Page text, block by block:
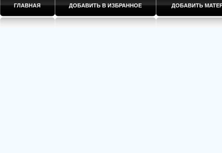
ГЛАВНАЯ ДОБАВИТЬ В ИЗБРАННОЕ ДОБАВИТЬ